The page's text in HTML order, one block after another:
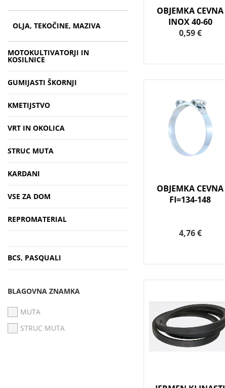
OLJA, TEKOČINE, MAZIVA
MOTOKULTIVATORJI IN
KOSILNICE
GUMIJASTI ŠKORNJI
KMETIJSTVO
VRT IN OKOLICA
STRUC MUTA
KARDANI
VSE ZA DOM
REPROMATERIAL
BCS, PASQUALI
BLAGOVNA ZNAMKA
MUTA
STRUC MUTA
OBJEMKA CEVNA
INOX 40-60
0,59 €
OBJEMKA CEVNA
FI=134-148
4,76 €